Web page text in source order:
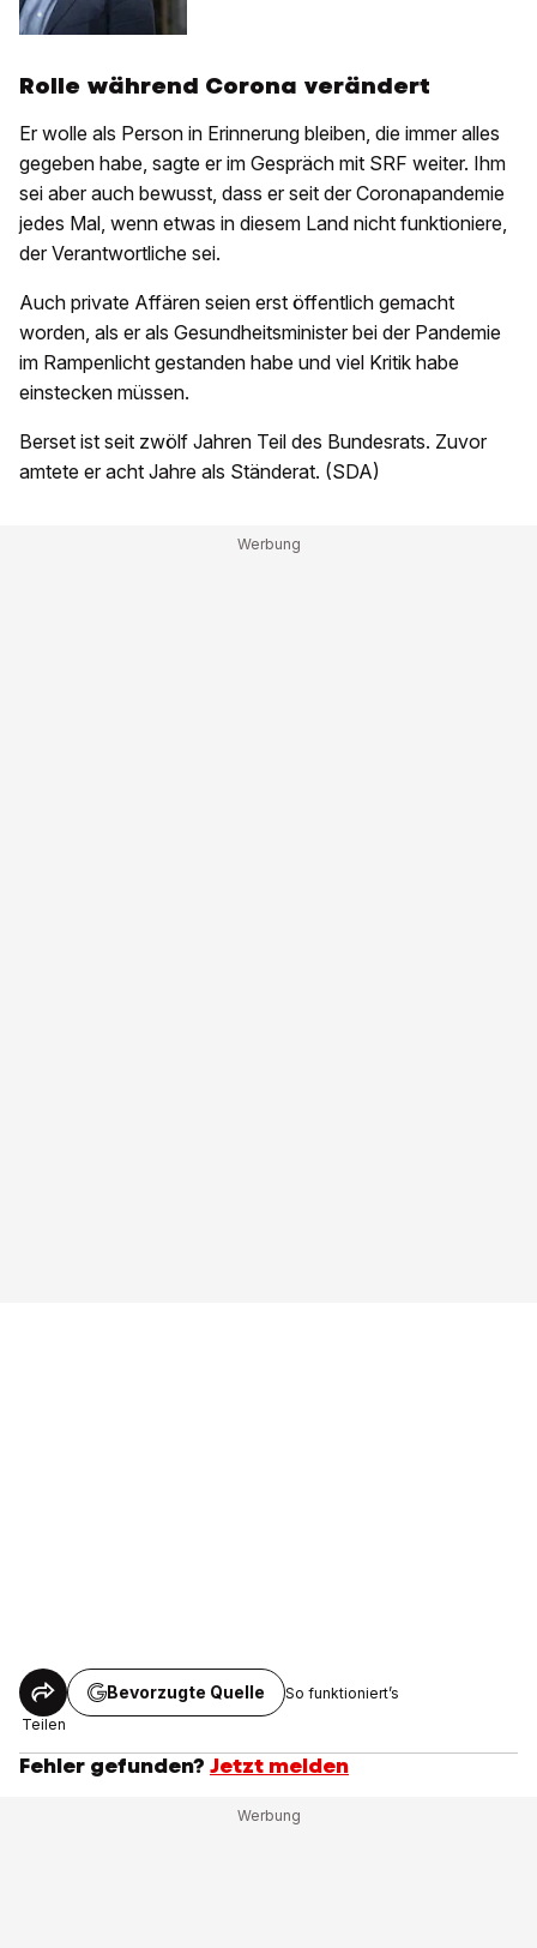
Rolle während Corona verändert
Er wolle als Person in Erinnerung bleiben, die immer alles
gegeben habe, sagte er im Gespräch mit SRF weiter. Ihm
sei aber auch bewusst, dass er seit der Coronapandemie
jedes Mal, wenn etwas in diesem Land nicht funktioniere,
der Verantwortliche sei.
Auch private Affären seien erst öffentlich gemacht
worden, als er als Gesundheitsminister bei der Pandemie
im Rampenlicht gestanden habe und viel Kritik habe
einstecken müssen.
Berset ist seit zwölf Jahren Teil des Bundesrats. Zuvor
amtete er acht Jahre als Ständerat. (SDA)
Teilen
Bevorzugte Quelle So funktioniert’s
Fehler gefunden? Jetzt melden